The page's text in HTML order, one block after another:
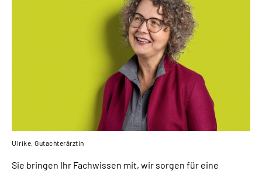
Inhalte in Gebärdensprache (DGS)
Mein Kundenportal
Ulrike, Gutachterärztin
Sie bringen Ihr Fachwissen mit, wir sorgen für eine